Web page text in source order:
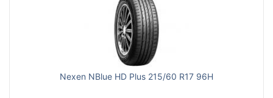
Nexen NBlue HD Plus 215/60 R17 96H